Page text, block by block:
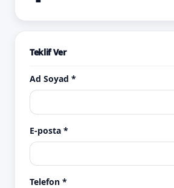
Teklif Ver
Ad Soyad *
E-posta *
Telefon *